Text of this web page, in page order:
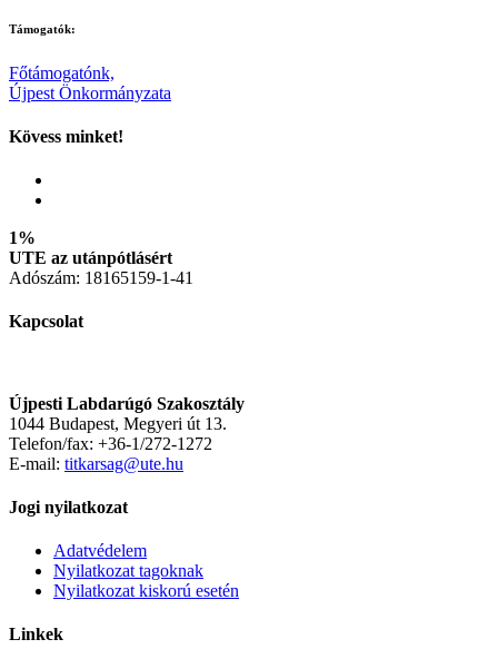
Támogatók:
Főtámogatónk,
Újpest Önkormányzata
Kövess minket!
1%
UTE az utánpótlásért
Adószám: 18165159-1-41
Kapcsolat
Újpesti Labdarúgó Szakosztály
1044 Budapest, Megyeri út 13.
Telefon/fax: +36-1/272-1272
E-mail: titkarsag@ute.hu
Jogi nyilatkozat
Adatvédelem
Nyilatkozat tagoknak
Nyilatkozat kiskorú esetén
Linkek